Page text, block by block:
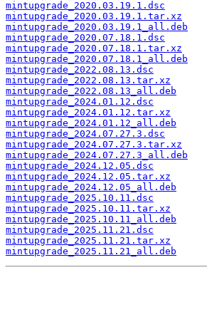
mintupgrade_2020.03.19.1.dsc
mintupgrade_2020.03.19.1.tar.xz
mintupgrade_2020.03.19.1_all.deb
mintupgrade_2020.07.18.1.dsc
mintupgrade_2020.07.18.1.tar.xz
mintupgrade_2020.07.18.1_all.deb
mintupgrade_2022.08.13.dsc
mintupgrade_2022.08.13.tar.xz
mintupgrade_2022.08.13_all.deb
mintupgrade_2024.01.12.dsc
mintupgrade_2024.01.12.tar.xz
mintupgrade_2024.01.12_all.deb
mintupgrade_2024.07.27.3.dsc
mintupgrade_2024.07.27.3.tar.xz
mintupgrade_2024.07.27.3_all.deb
mintupgrade_2024.12.05.dsc
mintupgrade_2024.12.05.tar.xz
mintupgrade_2024.12.05_all.deb
mintupgrade_2025.10.11.dsc
mintupgrade_2025.10.11.tar.xz
mintupgrade_2025.10.11_all.deb
mintupgrade_2025.11.21.dsc
mintupgrade_2025.11.21.tar.xz
mintupgrade_2025.11.21_all.deb